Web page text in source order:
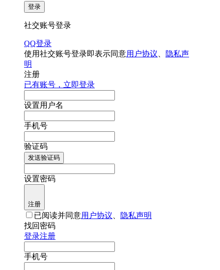
登录
社交账号登录
QQ登录
使用社交账号登录即表示同意用户协议
隐私声
明
注册
已有账号，立即登录
设置用户名
手机号
验证码
发送验证码
设置密码
注册
已阅读并同意用户协议
隐私声明
找回密码
登录注册
手机号